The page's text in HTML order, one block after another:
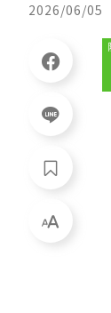
2026/06/05